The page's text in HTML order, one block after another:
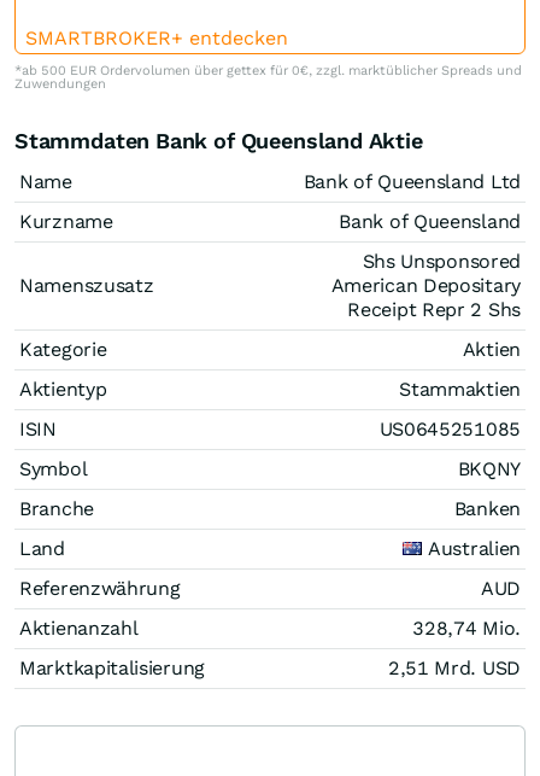
SMARTBROKER+ entdecken
*ab 500 EUR Ordervolumen über gettex für 0€, zzgl. marktüblicher Spreads und
Zuwendungen
Stammdaten Bank of Queensland Aktie
Name
Bank of Queensland Ltd
Kurzname
Bank of Queensland
Namenszusatz
Shs Unsponsored
American Depositary
Receipt Repr 2 Shs
Kategorie
Aktien
Aktientyp
Stammaktien
ISIN
US0645251085
Symbol
BKQNY
Branche
Banken
Land
Australien
Referenzwährung
AUD
Aktienanzahl
328,74 Mio.
Marktkapitalisierung
2,51 Mrd. USD